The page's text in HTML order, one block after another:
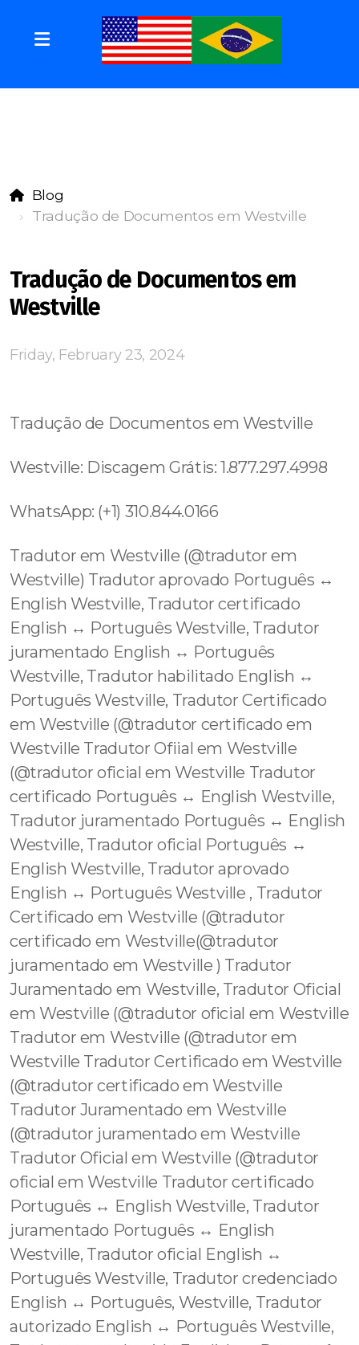
Blog
Tradução de Documentos em Westville
Tradução de Documentos em
Westville
Friday, February 23, 2024
Tradução de Documentos em Westville
Westville: Discagem Grátis: 1.877.297.4998
WhatsApp: (+1) 310.844.0166
Tradutor em Westville (@tradutor em
Westville) Tradutor aprovado Português ↔️
English Westville, Tradutor certificado
English ↔️ Português Westville, Tradutor
juramentado English ↔️ Português
Westville, Tradutor habilitado English ↔️
Português Westville, Tradutor Certificado
em Westville (@tradutor certificado em
Westville Tradutor Ofiial em Westville
(@tradutor oficial em Westville Tradutor
certificado Português ↔️ English Westville,
Tradutor juramentado Português ↔️ English
Westville, Tradutor oficial Português ↔️
English Westville, Tradutor aprovado
English ↔️ Português Westville , Tradutor
Certificado em Westville (@tradutor
certificado em Westville(@tradutor
juramentado em Westville ) Tradutor
Juramentado em Westville, Tradutor Oficial
em Westville (@tradutor oficial em Westville
Tradutor em Westville (@tradutor em
Westville Tradutor Certificado em Westville
(@tradutor certificado em Westville
Tradutor Juramentado em Westville
(@tradutor juramentado em Westville
Tradutor Oficial em Westville (@tradutor
oficial em Westville Tradutor certificado
Português ↔️ English Westville, Tradutor
juramentado Português ↔️ English
Westville, Tradutor oficial English ↔️
Português Westville, Tradutor credenciado
English ↔️ Português, Westville, Tradutor
autorizado English ↔️ Português Westville,